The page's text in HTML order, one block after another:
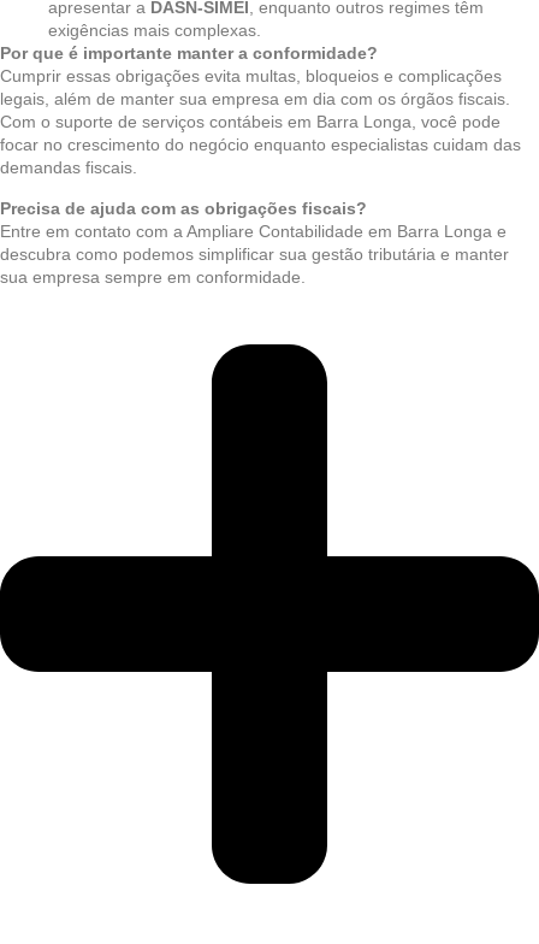
apresentar a DASN-SIMEI , enquanto outros regimes têm
exigências mais complexas.
Por que é importante manter a conformidade?
Cumprir essas obrigações evita multas, bloqueios e complicações
legais, além de manter sua empresa em dia com os órgãos fiscais.
Com o suporte de serviços contábeis em Barra Longa, você pode
focar no crescimento do negócio enquanto especialistas cuidam das
demandas fiscais.
Precisa de ajuda com as obrigações fiscais?
Entre em contato com a Ampliare Contabilidade em Barra Longa e
descubra como podemos simplificar sua gestão tributária e manter
sua empresa sempre em conformidade.